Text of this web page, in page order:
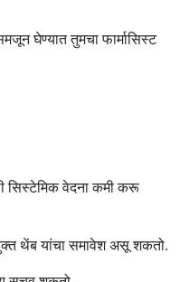
घेण्यात तुमचा फार्मासिस्ट
सिस्टेमिक वेदना कमी करू
थेंब यांचा समावेश असू शकतो.